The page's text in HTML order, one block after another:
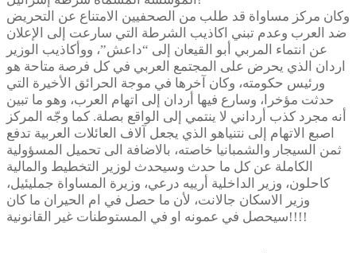
وكان مركز مساواة قد طلب من الصحفيين الامتناع عن التحريض
ضد العرب وعدم تبني اكاذيب الشرطة التي سارعت إلى الإعلان
عن انتماء المربي أبو القيعان إلى “داعش”، ووأكاذيب الوزير
اردان الذي يحرض على المجتمع العربي في كل فرصة متاحة هو
ورئيس حكومته، وكان آخرها في موجة الحرائق الأخيرة التي
حدثت مؤخرا، وسارع فيها أردان إلى اتهام العرب، وهو ما تبين
أنه مجرد كذب أرداني لا ينتمي إلى الواقع بصلة. كما وجّه المركز
اصبع الاتهام إلى نتنياهو الذي يجعل آلاف العائلات العربية تدفع
ثمن السيجار والشمبانيا خاصته، بالاضافة الى تحميل المسؤولية
الكاملة عن كل ما حدث وسيحدث لوزير التخطيط والمالية
كاحلون، وزير الداخلية أرييه درعي، وزيرة المساواة جمليئيل،
وزير الاسكان جالانت، لأن ما حصل في ام الحيران ما كان
سيحصل في عمونه او في المستوطنات غير القانونية!!!!